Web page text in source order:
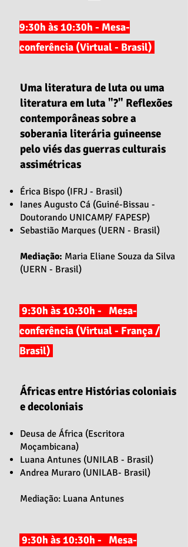
9:30h às 10:30h - Mesa-
conferência (Virtual - Brasil)
Uma literatura de luta ou uma
literatura em luta "?" Reflexões
contemporâneas sobre a
soberania literária guineense
pelo viés das guerras culturais
assimétricas
Érica Bispo (IFRJ - Brasil)
Ianes Augusto Cá (Guiné-Bissau -
Doutorando UNICAMP/ FAPESP)
Sebastião Marques (UERN - Brasil)
Mediação: Maria Eliane Souza da Silva
(UERN - Brasil)
9:30h às 10:30h - Mesa-
conferência (Virtual - França /
Brasil)
Áfricas entre Histórias coloniais
e decoloniais
Deusa de África (Escritora
Moçambicana)
Luana Antunes (UNILAB - Brasil)
Andrea Muraro (UNILAB- Brasil)
Mediação: Luana Antunes
9:30h às 10:30h - Mesa-